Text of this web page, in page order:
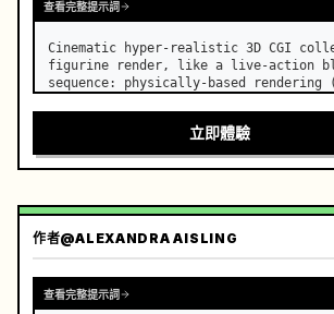
查看完整提示詞
Cinematic hyper-realistic 3D CGI
figurine render, like a live-action
sequence: physically-based rendering
立即體驗
作者@ALEXANDRA AISLING
查看完整提示詞